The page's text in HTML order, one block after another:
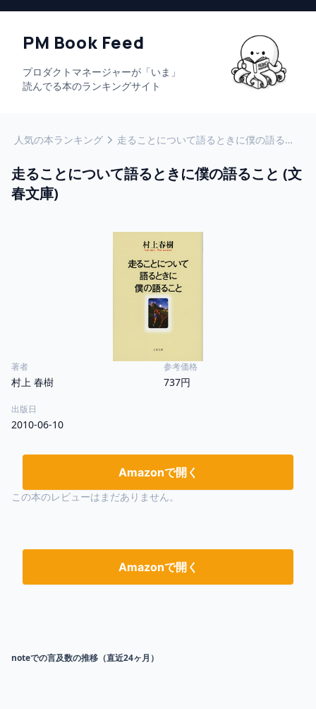
PM Book Feed
プロダクトマネージャーが「いま」
読んでる本のランキングサイト
人気の本ランキング 走ることについて語るときに僕の語ること (文春文庫)
走ることについて語るときに僕の語ること (文
春文庫)
著者
村上 春樹
参考価格
737円
出版日
2010-06-10
Amazonで開く
この本のレビューはまだありません。
Amazonで開く
noteでの言及数の推移（直近24ヶ月）